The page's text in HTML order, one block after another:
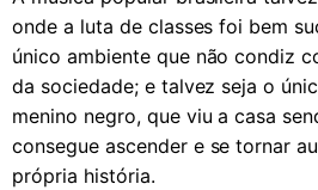
onde a luta de classes foi bem
único ambiente que não condiz
da sociedade; e talvez seja o
menino negro, que viu a casa
consegue ascender e se tornar
própria história.